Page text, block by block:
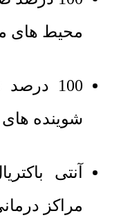
محیط های
100
شوینده
آنتی
مراکز